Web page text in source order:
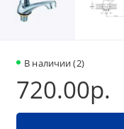
В наличии (2)
720.00р.